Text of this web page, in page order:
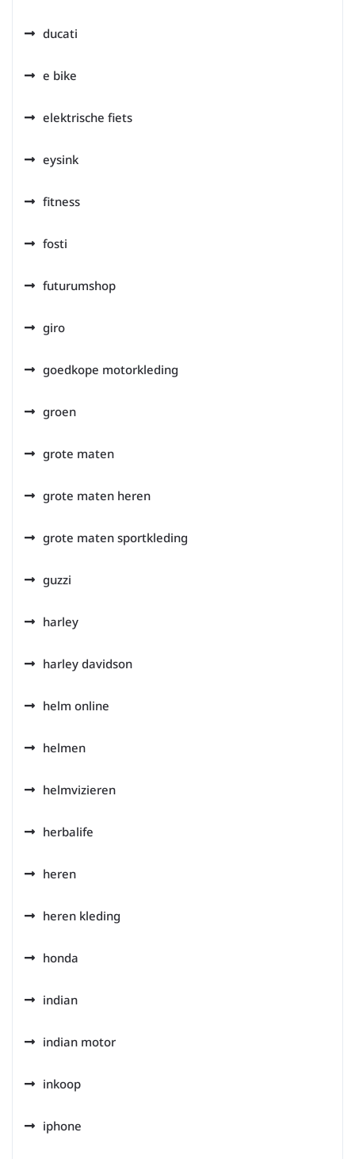
ducati
e bike
elektrische fiets
eysink
fitness
fosti
futurumshop
giro
goedkope motorkleding
groen
grote maten
grote maten heren
grote maten sportkleding
guzzi
harley
harley davidson
helm online
helmen
helmvizieren
herbalife
heren
heren kleding
honda
indian
indian motor
inkoop
iphone